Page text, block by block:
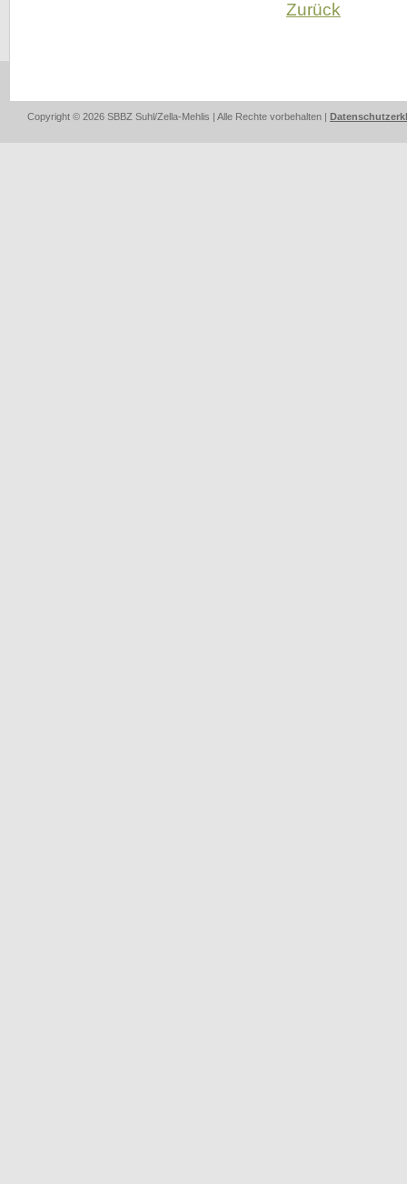
Zurück
Copyright © 2026 SBBZ Suhl/Zella-Mehlis | Alle Rechte vorbehalten |